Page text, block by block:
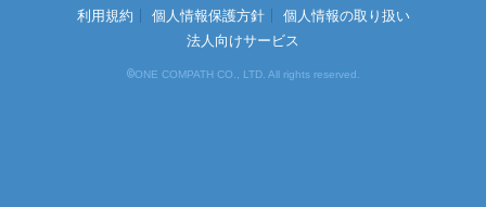
利用規約
個人情報保護方針
個人情報の取り扱い
法人向けサービス
©ONE COMPATH CO., LTD. All rights reserved.